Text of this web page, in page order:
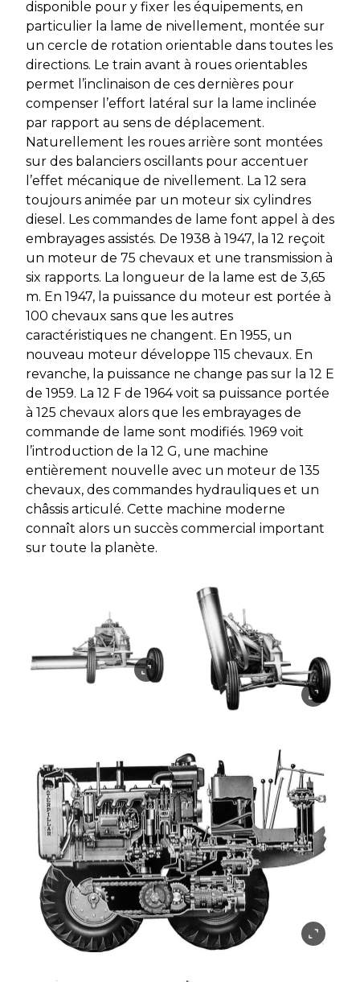
disponible pour y fixer les équipements, en
particulier la lame de nivellement, montée sur
un cercle de rotation orientable dans toutes les
directions. Le train avant à roues orientables
permet l’inclinaison de ces dernières pour
compenser l’effort latéral sur la lame inclinée
par rapport au sens de déplacement.
Naturellement les roues arrière sont montées
sur des balanciers oscillants pour accentuer
l’effet mécanique de nivellement. La 12 sera
toujours animée par un moteur six cylindres
diesel. Les commandes de lame font appel à des
embrayages assistés. De 1938 à 1947, la 12 reçoit
un moteur de 75 chevaux et une transmission à
six rapports. La longueur de la lame est de 3,65
m. En 1947, la puissance du moteur est portée à
100 chevaux sans que les autres
caractéristiques ne changent. En 1955, un
nouveau moteur développe 115 chevaux. En
revanche, la puissance ne change pas sur la 12 E
de 1959. La 12 F de 1964 voit sa puissance portée
à 125 chevaux alors que les embrayages de
commande de lame sont modifiés. 1969 voit
l’introduction de la 12 G, une machine
entièrement nouvelle avec un moteur de 135
chevaux, des commandes hydrauliques et un
châssis articulé. Cette machine moderne
connaît alors un succès commercial important
sur toute la planète.